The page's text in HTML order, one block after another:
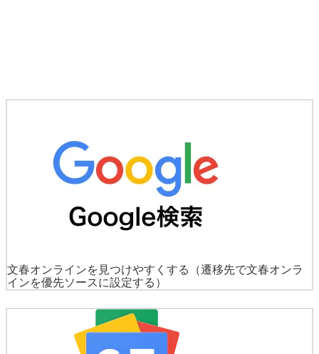
文春オンラインを見つけやすくする
（遷移先で文春オンラ
インを優先ソースに設定する）